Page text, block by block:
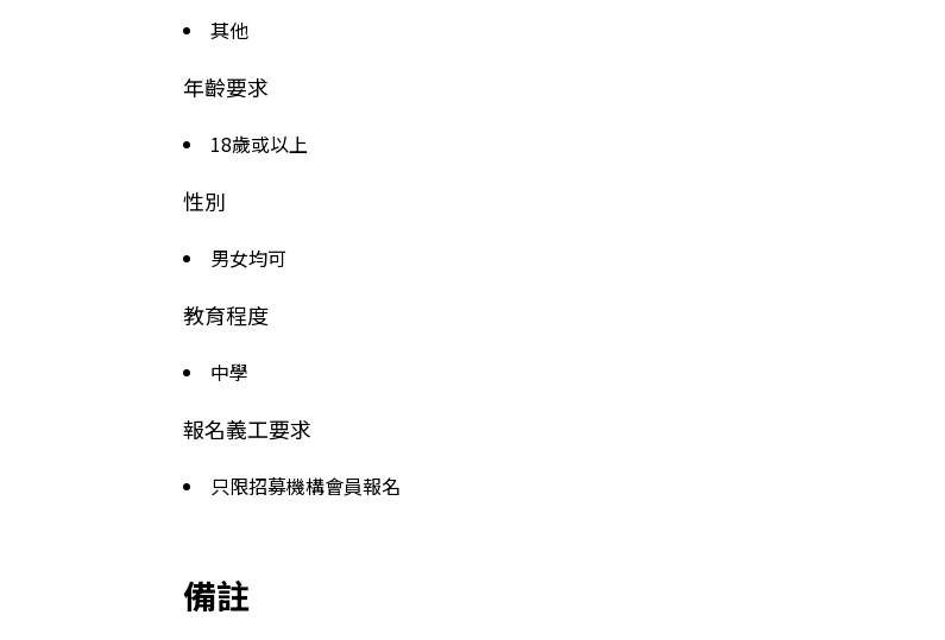
其他
年齡要求
18歲或以上
性別
男女均可
教育程度
中學
報名義工要求
只限招募機構會員報名
備註